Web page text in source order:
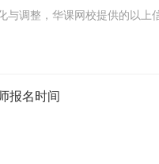
与调整，华课网校提供的以
报名时间